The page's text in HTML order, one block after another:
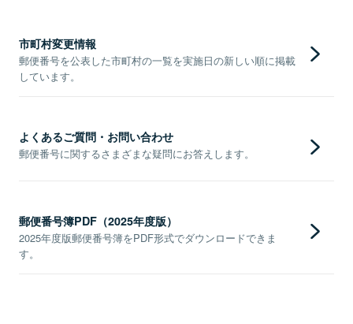
市町村変更情報
郵便番号を公表した市町村の一覧を実施日の新しい順に掲載
しています。
よくあるご質問・お問い合わせ
郵便番号に関するさまざまな疑問にお答えします。
郵便番号簿PDF（2025年度版）
2025年度版郵便番号簿をPDF形式でダウンロードできま
す。